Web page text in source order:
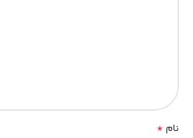
نام *